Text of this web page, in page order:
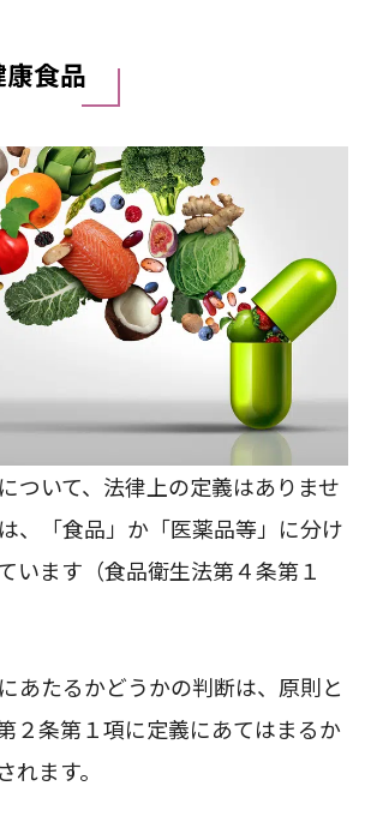
食品
ついて、法律上の定義はありませ
、「食品」か「医薬品等」に分け
います（食品衛生法第４条第１
あたるかどうかの判断は、原則と
２条第１項に定義にあてはまるか
れます。